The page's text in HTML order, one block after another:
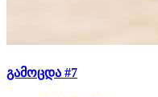
გამოცდა #7